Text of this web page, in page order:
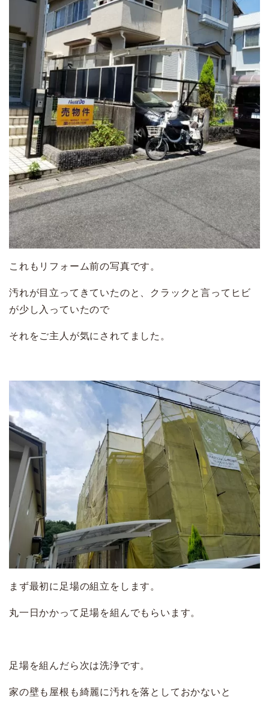
これもリフォーム前の写真です。
汚れが目立ってきていたのと、クラックと言ってヒビ
が少し入っていたので
それをご主人が気にされてました。
まず最初に足場の組立をします。
丸一日かかって足場を組んでもらいます。
足場を組んだら次は洗浄です。
家の壁も屋根も綺麗に汚れを落としておかないと